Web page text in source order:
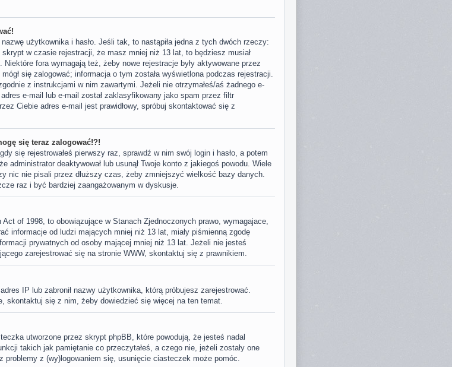
użytkownika i hasło. Jeśli tak, to nastąpiła jedna z tych dwóch rzeczy:
skrypt w czasie rejestracji, że masz mniej niż 13 lat, to będziesz musiał
fora wymagają też, żeby nowe rejestracje były aktywowane przez
się zalogować; informacja o tym została wyświetlona podczas rejestracji.
z instrukcjami w nim zawartymi. Jeżeli nie otrzymałeś/aś żadnego e-
e-mail lub e-mail został zaklasyfikowany jako spam przez filtr
Ciebie adres e-mail jest prawidłowy, spróbuj skontaktować się z
się teraz zalogować!?!
się rejestrowałeś pierwszy raz, sprawdź w nim swój login i hasło, a potem
administrator deaktywował lub usunął Twoje konto z jakiegoś powodu. Wiele
nic nie pisali przez dłuższy czas, żeby zmniejszyć wielkość bazy danych.
raz i być bardziej zaangażowanym w dyskusje.
of 1998, to obowiązujące w Stanach Zjednoczonych prawo, wymagajace,
informacje od ludzi mających mniej niż 13 lat, miały piśmienną zgodę
prywatnych od osoby mającej mniej niż 13 lat. Jeżeli nie jesteś
zarejestrować się na stronie WWW, skontaktuj się z prawnikiem.
IP lub zabronił nazwy użytkownika, którą próbujesz zarejestrować.
skontaktuj się z nim, żeby dowiedzieć się więcej na ten temat.
utworzone przez skrypt phpBB, które powodują, że jesteś nadal
takich jak pamiętanie co przeczytałeś, a czego nie, jeżeli zostały one
problemy z (wy)logowaniem się, usunięcie ciasteczek może pomóc.